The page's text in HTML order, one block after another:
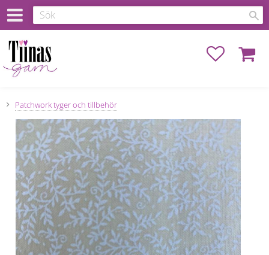
Favoriter
Patchwork tyger och tillbehör